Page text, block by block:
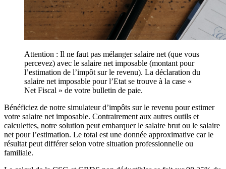
Attention : Il ne faut pas mélanger salaire net (que vous
percevez) avec le salaire net imposable (montant pour
l’estimation de l’impôt sur le revenu). La déclaration du
salaire net imposable pour l’Etat se trouve à la case «
Net Fiscal » de votre bulletin de paie.
Bénéficiez de notre simulateur d’impôts sur le revenu pour estimer
votre salaire net imposable. Contrairement aux autres outils et
calculettes, notre solution peut embarquer le salaire brut ou le salaire
net pour l’estimation. Le total est une donnée approximative car le
résultat peut différer selon votre situation professionnelle ou
familiale.